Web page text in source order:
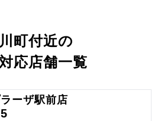
町付近の
応店舗一覧
ーザ駅前店